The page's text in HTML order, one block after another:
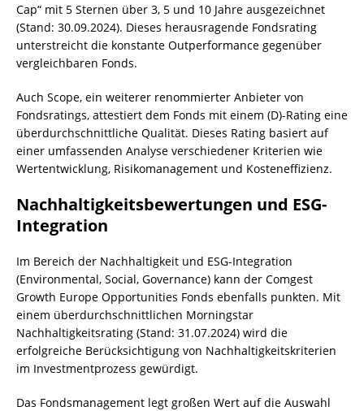
Cap“ mit 5 Sternen über 3, 5 und 10 Jahre ausgezeichnet
(Stand: 30.09.2024). Dieses herausragende Fondsrating
unterstreicht die konstante Outperformance gegenüber
vergleichbaren Fonds.
Auch Scope, ein weiterer renommierter Anbieter von
Fondsratings, attestiert dem Fonds mit einem (D)-Rating eine
überdurchschnittliche Qualität. Dieses Rating basiert auf
einer umfassenden Analyse verschiedener Kriterien wie
Wertentwicklung, Risikomanagement und Kosteneffizienz.
Nachhaltigkeitsbewertungen und ESG-
Integration
Im Bereich der Nachhaltigkeit und ESG-Integration
(Environmental, Social, Governance) kann der Comgest
Growth Europe Opportunities Fonds ebenfalls punkten. Mit
einem überdurchschnittlichen Morningstar
Nachhaltigkeitsrating (Stand: 31.07.2024) wird die
erfolgreiche Berücksichtigung von Nachhaltigkeitskriterien
im Investmentprozess gewürdigt.
Das Fondsmanagement legt großen Wert auf die Auswahl